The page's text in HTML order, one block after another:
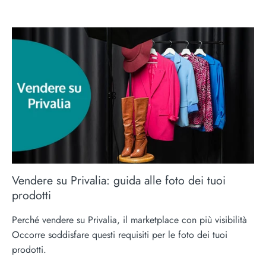
Vendere su Privalia: guida alle foto dei tuoi
prodotti
Perché vendere su Privalia, il marketplace con più visibilità
Occorre soddisfare questi requisiti per le foto dei tuoi
prodotti.